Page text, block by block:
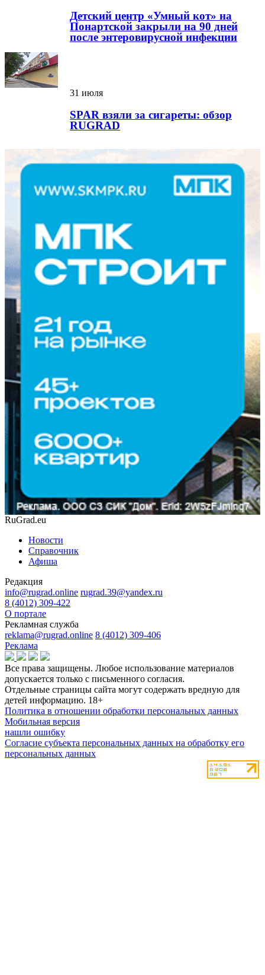
Детский центр «Умный кот» на
Понартской закрыли на 90 дней
после энтеровирусной инфекции
31 июля
SPAR взяли за сигареты: обзор
RUGRAD
RuGrad.eu
Новости
Справочник
Афиша
Редакция
info@rugrad.online rugrad.39@yandex.ru
8 (4012) 309-422
О портале
Рекламная служба
reklama@rugrad.online 8 (4012) 309-406
Реклама
Все права защищены. Любое использование материалов
допускается только с письменного согласия.
Отдельные страницы сайта могут содержать вредную для
детей информацию. 18+
Политика в отношении обработки персональных данных
Мобильная версия
нашли ошибку
Согласие субъекта персональных данных на обработку его
персональных данных